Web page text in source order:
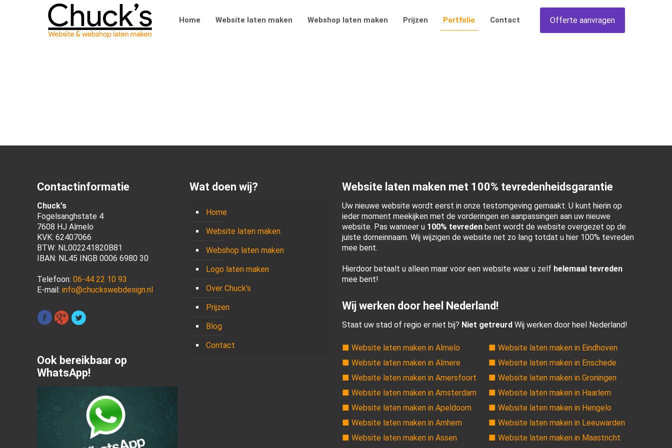
Home Website laten maken Webshop laten maken Prijzen Portfolio Contact Offerte aanvragen
Contactinformatie
Chuck's
Fogelsanghstate 4
7608 HJ Almelo
KVK: 62407066
BTW: NL002241820B81
IBAN: NL45 INGB 0006 6980 30
Telefoon: 06-44 22 10 93
E-mail: info@chuckswebdesign.nl
Ook bereikbaar op
WhatsApp!
Wat doen wij?
Home
Website laten maken
Webshop laten maken
Logo laten maken
Over Chuck’s
Prijzen
Blog
Contact
Website laten maken met 100% tevredenheidsgarantie
Uw nieuwe website wordt eerst in onze testomgeving gemaakt. U kunt hierin op
ieder moment meekijken met de vorderingen en aanpassingen aan uw nieuwe
website. Pas wanneer u 100% tevreden bent wordt de website overgezet op de
juiste domeinnaam. Wij wijzigen de website net zo lang totdat u hier 100% tevreden
mee bent.
Hierdoor betaalt u alleen maar voor een website waar u zelf helemaal tevreden
mee bent!
Wij werken door heel Nederland!
Staat uw stad of regio er niet bij? Niet getreurd Wij werken door heel Nederland!
■ Website laten maken in Almelo
■ Website laten maken in Almere
■ Website laten maken in Amersfoort
■ Website laten maken in Amsterdam
■ Website laten maken in Apeldoorn
■ Website laten maken in Arnhem
■ Website laten maken in Assen
■ Website laten maken in Eindhoven
■ Website laten maken in Enschede
■ Website laten maken in Groningen
■ Website laten maken in Haarlem
■ Website laten maken in Hengelo
■ Website laten maken in Leeuwarden
■ Website laten maken in Maastricht